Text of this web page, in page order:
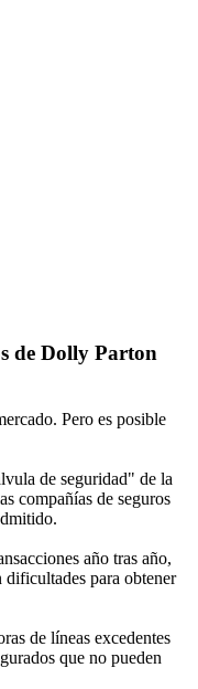
de Dolly Parton
Pero es posible
de seguridad" de la
compañías de seguros
año tras año,
dificultades para obtener
de líneas excedentes
que no pueden